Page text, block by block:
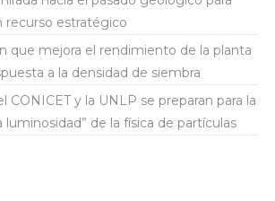
recurso estratégico
que mejora el rendimiento de la planta
a la densidad de siembra
CONICET y la UNLP se preparan para la
luminosidad” de la física de partículas